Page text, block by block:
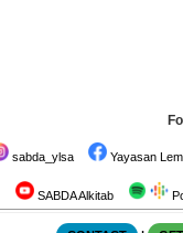
sabda_ylsa Yayasan
SABDA Alkitab